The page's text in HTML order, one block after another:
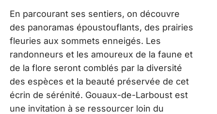
En parcourant ses sentiers, on découvre
des panoramas époustouflants, des prairies
fleuries aux sommets enneigés. Les
randonneurs et les amoureux de la faune et
de la flore seront comblés par la diversité
des espèces et la beauté préservée de cet
écrin de sérénité. Gouaux-de-Larboust est
une invitation à se ressourcer loin du